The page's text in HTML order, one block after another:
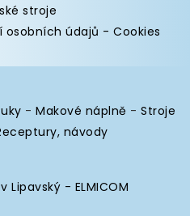
stroje
osobních údajů -Cookies
- Makové náplně - Stroje
návody
Lipavský - ELMICOM